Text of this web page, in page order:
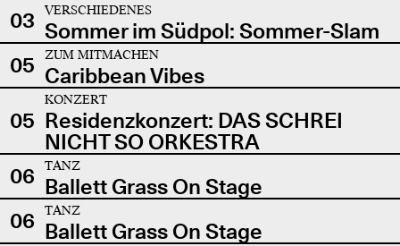
03
VERSCHIEDENES
Sommer im Südpol: Sommer-Slam
05
ZUM MITMACHEN
Caribbean Vibes
05
KONZERT
Residenzkonzert: DAS SCHREI
NICHT SO ORKESTRA
06
TANZ
Ballett Grass On Stage
06
TANZ
Ballett Grass On Stage